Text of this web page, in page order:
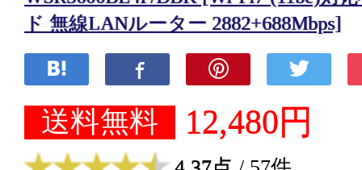
ド 無線LANルーター 2882+688Mbps]
送料無料 12,480円